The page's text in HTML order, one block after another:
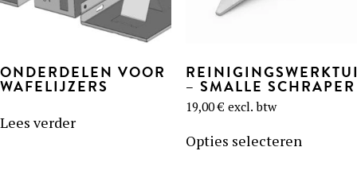
ONDERDELEN VOOR
WAFELIJZERS
Lees verder
– SMALLE SCHRAPER
19,00€ excl. btw
Opties selecterenproduct